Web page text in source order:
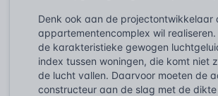
Denk ook aan de projectontwikkelaar
appartementencomplex wil realiseren.
de karakteristieke gewogen
index tussen woningen, die komt niet
de lucht vallen. Daarvoor moeten de
constructeur aan de slag met de